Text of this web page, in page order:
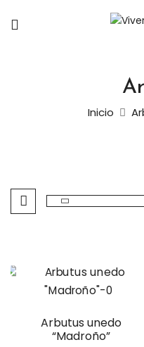
Inicio
Arbutus unedo
“Madroño”